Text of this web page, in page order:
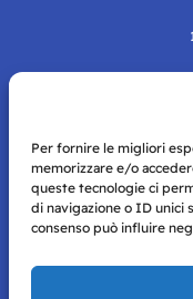
Per fornire le migliori
memorizzare e/o
queste tecnologie ci
di navigazione o ID unici
consenso può influire
Napoli con
Tutte le immagini e i